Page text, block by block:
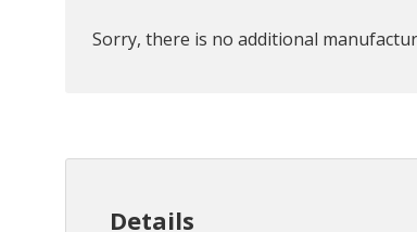
Sorry, there is no additional
Details